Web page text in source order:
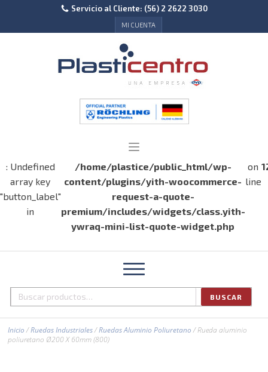
Servicio al Cliente: (56) 2 2622 3030
MI CUENTA
: Undefined
array key
"button_label"
in
/home/plastice/public_html/wp-
content/plugins/yith-woocommerce-
request-a-quote-
premium/includes/widgets/class.yith-
ywraq-mini-list-quote-widget.php
on
line
Buscar
BUSCAR
Inicio/Ruedas Industriales/Ruedas Aluminio Poliuretano/ Rueda aluminio
poliuretano Ø200 X 60mm (800)